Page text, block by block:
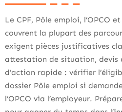
Le CPF, Pôle emploi, l’OPCO
couvrent la plupart des
exigent pièces justificatives
attestation de situation, devis
d’action rapide : vérifier
dossier Pôle emploi si
l’OPCO via l’employeur.